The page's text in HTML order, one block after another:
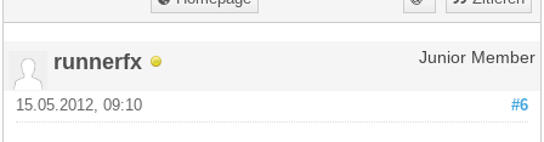
runnerfx Junior Member
#6
15.05.2012, 09:10